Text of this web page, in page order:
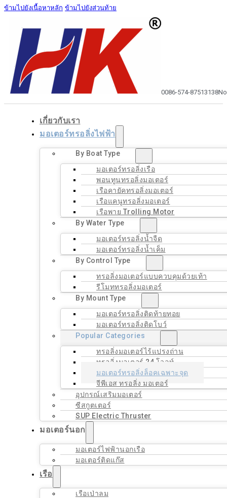
ข้ามไปยังเนื้อหาหลัก ข้ามไปยังส่วนท้าย
0086-574-87513138
เกี่ยวกับเรา
มอเตอร์ทรอลิ่งไฟฟ้า
By Boat Type
มอเตอร์ทรอลิ่งเรือ
พอนทูนทรอลิ่งมอเตอร์
เรือคายัคทรอลิ่งมอเตอร์
เรือแคนูทรอลิ่งมอเตอร์
เรือพาย Trolling Motor
By Water Type
มอเตอร์ทรอลิ่งน้ำจืด
มอเตอร์ทรอลิ่งน้ำเค็ม
By Control Type
ทรอลิ่งมอเตอร์แบบควบคุมด้วยเท้า
รีโมททรอลิ่งมอเตอร์
By Mount Type
มอเตอร์ทรอลิ่งติดท้ายทอย
มอเตอร์ทรอลิ่งติดโบว์
Popular Categories
ทรอลิ่งมอเตอร์ไร้แปรงถ่าน
ทรอลิ่งมอเตอร์ 24 โวลท์
มอเตอร์ทรอลิ่งล็อคเฉพาะจุด
จีพีเอส ทรอลิ่ง มอเตอร์
อุปกรณ์เสริมมอเตอร์
ซีสกูตเตอร์
SUP Electric Thruster
มอเตอร์นอก
มอเตอร์ไฟฟ้านอกเรือ
มอเตอร์ติดแก๊ส
เรือ
เรือเป่าลม